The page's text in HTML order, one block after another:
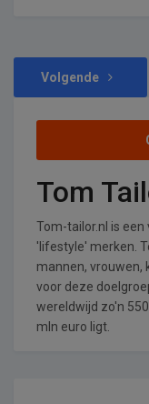
Volgende
Tom
Tom-tailor.nl is
'lifestyle' merken.
mannen, vrouwen,
voor deze
wereldwijd zo'n
mln euro ligt.